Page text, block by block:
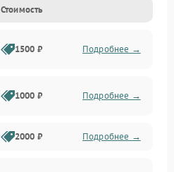
Стоимость
1500 ₽ Подробнее →
1000 ₽ Подробнее →
2000 ₽ Подробнее →